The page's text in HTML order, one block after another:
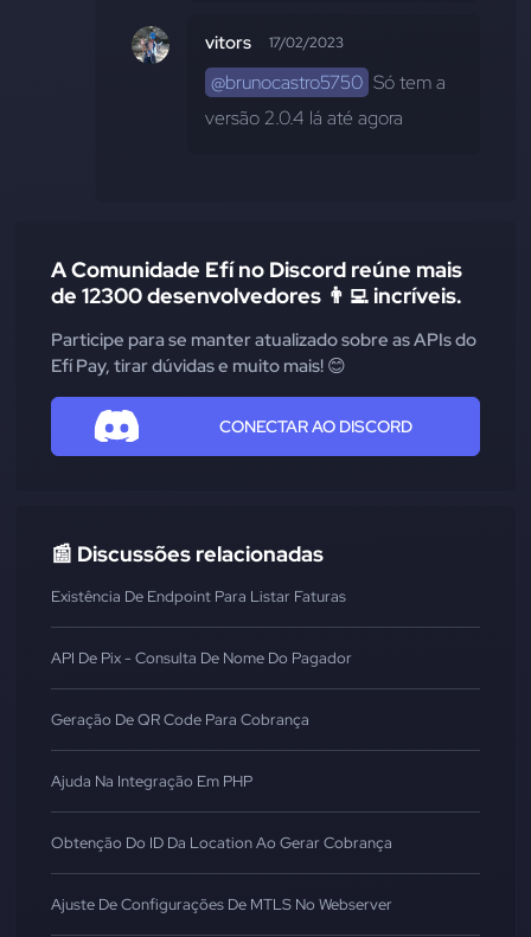
vitors 17/02/2023
@brunocastro5750 Só tem a
versão 2.0.4 lá até agora
A Comunidade Efí no Discord reúne mais
de 12300 desenvolvedores 👨‍💻 incríveis.
Participe para se manter atualizado sobre as APIs do
Efí Pay, tirar dúvidas e muito mais! 😊
CONECTAR AO DISCORD
📰 Discussões relacionadas
Existência De Endpoint Para Listar Faturas
API De Pix - Consulta De Nome Do Pagador
Geração De QR Code Para Cobrança
Ajuda Na Integração Em PHP
Obtenção Do ID Da Location Ao Gerar Cobrança
Ajuste De Configurações De MTLS No Webserver